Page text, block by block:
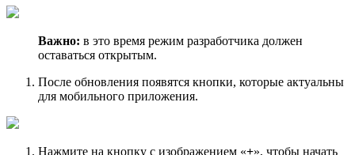
Важно: в это время режим разработчика должен
оставаться открытым.
После обновления появятся кнопки, которые актуальны
для мобильного приложения.
Нажмите на кнопку с изображением «+», чтобы начать